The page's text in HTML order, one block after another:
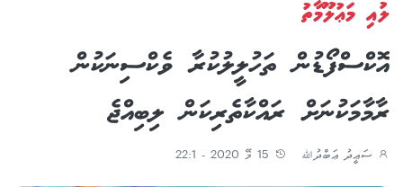
ލުއި މަޢުލޫމާތު
އޮކްސްފޯޑުން ތަހުލީލުކުރާ ވެކްސިނަކުން
ރާމާމަކުނަށް ރައްކާތެރިކަން ލިބިއްޖެ
ސަޢީދު ޢަބްދުﷲ